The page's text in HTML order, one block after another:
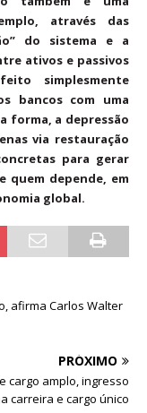
através das
do sistema e a
ativos e passivos
simplesmente
bancos com uma
forma, a depressão
via restauração
para gerar
quem depende, em
global.
afirma Carlos Walter
PRÓXIMO
cargo amplo, ingresso
carreira e cargo único